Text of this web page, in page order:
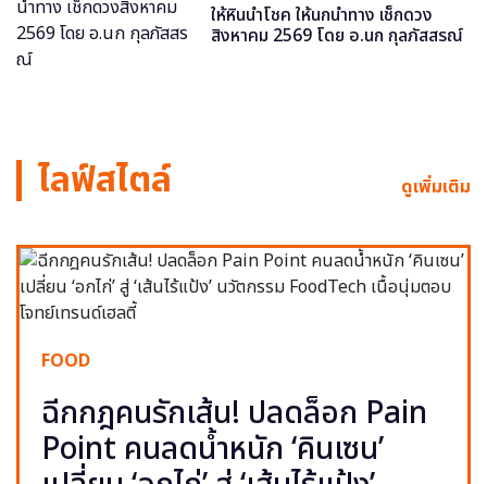
ให้หินนำโชค ให้นกนำทาง เช็กดวง
สิงหาคม 2569 โดย อ.นก กุลภัสสรณ์
ไลฟ์สไตล์ ดูเพิ่มเติม
FOOD
ฉีกกฎคนรักเส้น! ปลดล็อก Pain
Point คนลดน้ำหนัก ‘คินเซน’